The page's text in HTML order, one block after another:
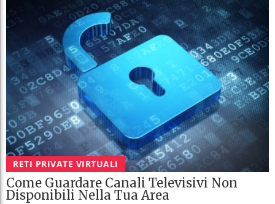
RETI PRIVATE VIRTUALI
Come Guardare Canali Televisivi Non
Disponibili Nella Tua Area